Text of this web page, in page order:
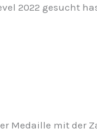
2022 gesucht
Medaille mit der